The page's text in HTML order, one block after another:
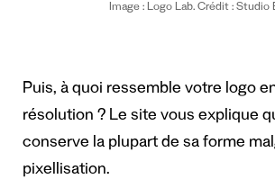
Image : Logo Lab. Crédit : Studio
Puis, à quoi ressemble votre logo
résolution ? Le site vous explique
conserve la plupart de sa forme
pixellisation.